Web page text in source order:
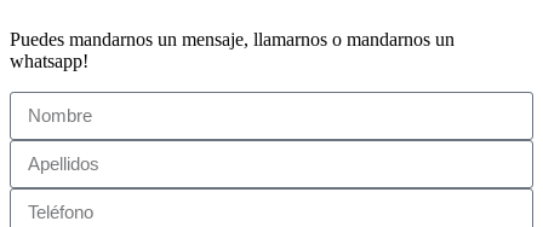
Puedes mandarnos un mensaje, llamarnos o mandarnos un
whatsapp!